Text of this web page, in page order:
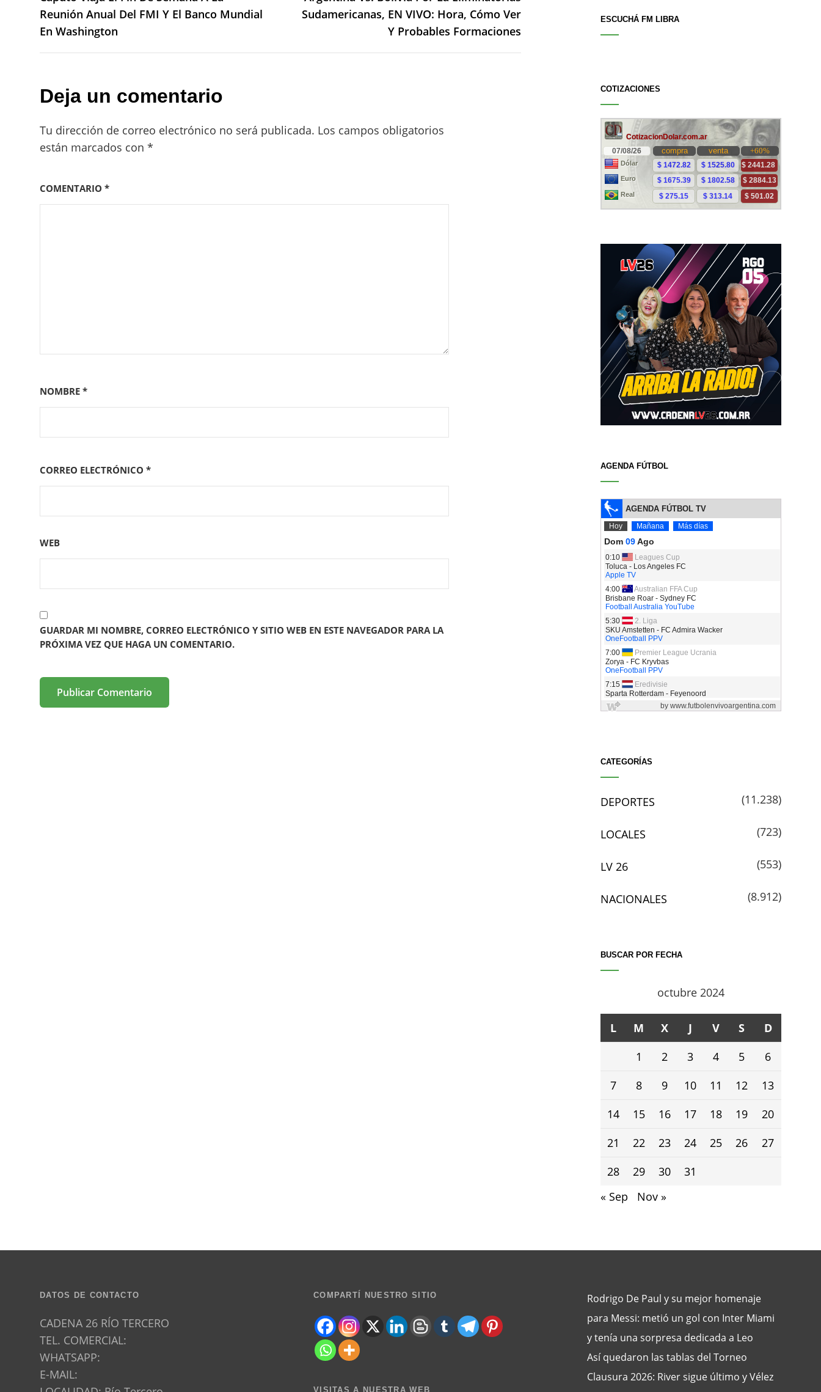
entradas
Reunión Anual Del FMI Y El Banco Mundial
En Washington
Sudamericanas, EN VIVO: Hora, Cómo Ver
Y Probables Formaciones
Deja un comentario
Tu dirección de correo electrónico no será publicada. Los campos obligatorios
están marcados con *
COMENTARIO *
NOMBRE *
CORREO ELECTRÓNICO *
WEB
GUARDAR MI NOMBRE, CORREO ELECTRÓNICO Y SITIO WEB EN ESTE NAVEGADOR PARA LA
PRÓXIMA VEZ QUE HAGA UN COMENTARIO.
ESCUCHÁ FM LIBRA
COTIZACIONES
AGENDA FÚTBOL
CATEGORÍAS
DEPORTES (11.238)
LOCALES (723)
LV 26 (553)
NACIONALES (8.912)
BUSCAR POR FECHA
octubre 2024
L M X J V S
D
1
2 3 4 5
6
7
8 9 10 11 12
13
14
15 16 17 18 19
20
21
22 23 24 25 26
27
28
29 30
31
« Sep
Nov »
DATOS DE CONTACTO
CADENA 26 RÍO TERCERO
TEL. COMERCIAL:
WHATSAPP:
E-MAIL:
COMPARTÍ NUESTRO SITIO
VISITAS A NUESTRA WEB
Rodrigo De Paul y su mejor homenaje
para Messi: metió un gol con Inter Miami
y tenía una sorpresa dedicada a Leo
Así quedaron las tablas del Torneo
Clausura 2026: River sigue último y Vélez